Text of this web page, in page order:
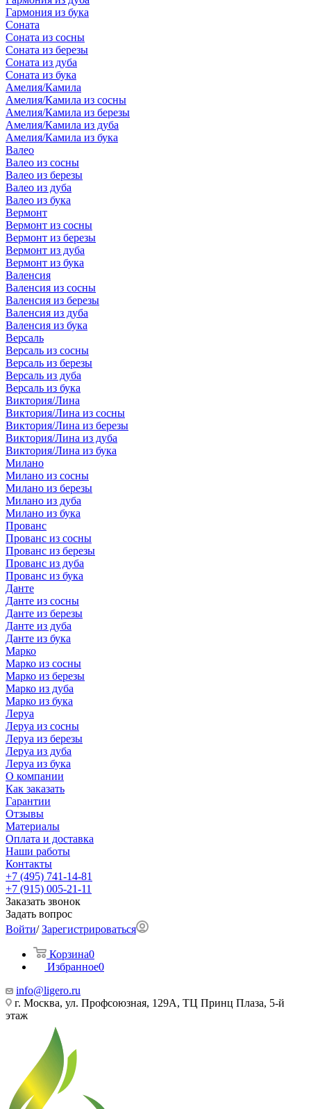
Гармония из бука
Соната
Соната из сосны
Соната из березы
Соната из дуба
Соната из бука
Амелия/Камила
Амелия/Камила из сосны
Амелия/Камила из березы
Амелия/Камила из дуба
Амелия/Камила из бука
Валео
Валео из сосны
Валео из березы
Валео из дуба
Валео из бука
Вермонт
Вермонт из сосны
Вермонт из березы
Вермонт из дуба
Вермонт из бука
Валенсия
Валенсия из сосны
Валенсия из березы
Валенсия из дуба
Валенсия из бука
Версаль
Версаль из сосны
Версаль из березы
Версаль из дуба
Версаль из бука
Виктория/Лина
Виктория/Лина из сосны
Виктория/Лина из березы
Виктория/Лина из дуба
Виктория/Лина из бука
Милано
Милано из сосны
Милано из березы
Милано из дуба
Милано из бука
Прованс
Прованс из сосны
Прованс из березы
Прованс из дуба
Прованс из бука
Данте
Данте из сосны
Данте из березы
Данте из дуба
Данте из бука
Марко
Марко из сосны
Марко из березы
Марко из дуба
Марко из бука
Леруа
Леруа из сосны
Леруа из березы
Леруа из дуба
Леруа из бука
О компании
Как заказать
Гарантии
Отзывы
Материалы
Оплата и доставка
Наши работы
Контакты
+7 (495) 741-14-81
+7 (915) 005-21-11
Заказать звонок
Задать вопрос
Войти/Зарегистрироваться
Корзина0
Избранное0
info@ligero.ru
г. Москва, ул. Профсоюзная, 129А, ТЦ Принц Плаза, 5-й
этаж